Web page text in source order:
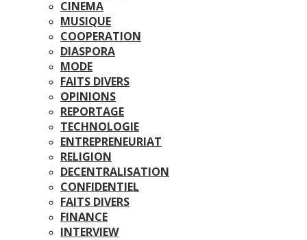
CINEMA
MUSIQUE
COOPERATION
DIASPORA
MODE
FAITS DIVERS
OPINIONS
REPORTAGE
TECHNOLOGIE
ENTREPRENEURIAT
RELIGION
DECENTRALISATION
CONFIDENTIEL
FAITS DIVERS
FINANCE
INTERVIEW